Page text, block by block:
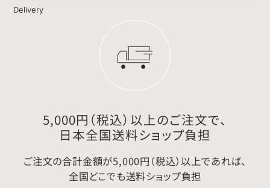
Delivery
5,000円（税込）以上のご注文で、
日本全国送料ショップ負担
ご注文の合計金額が5,000円（税込）以上であれば、
全国どこでも送料ショップ負担